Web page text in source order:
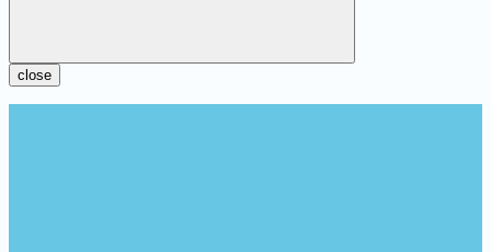
close